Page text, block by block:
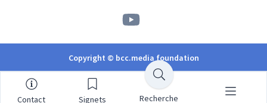
Copyright © bcc.media foundation
Contact Signets Recherche